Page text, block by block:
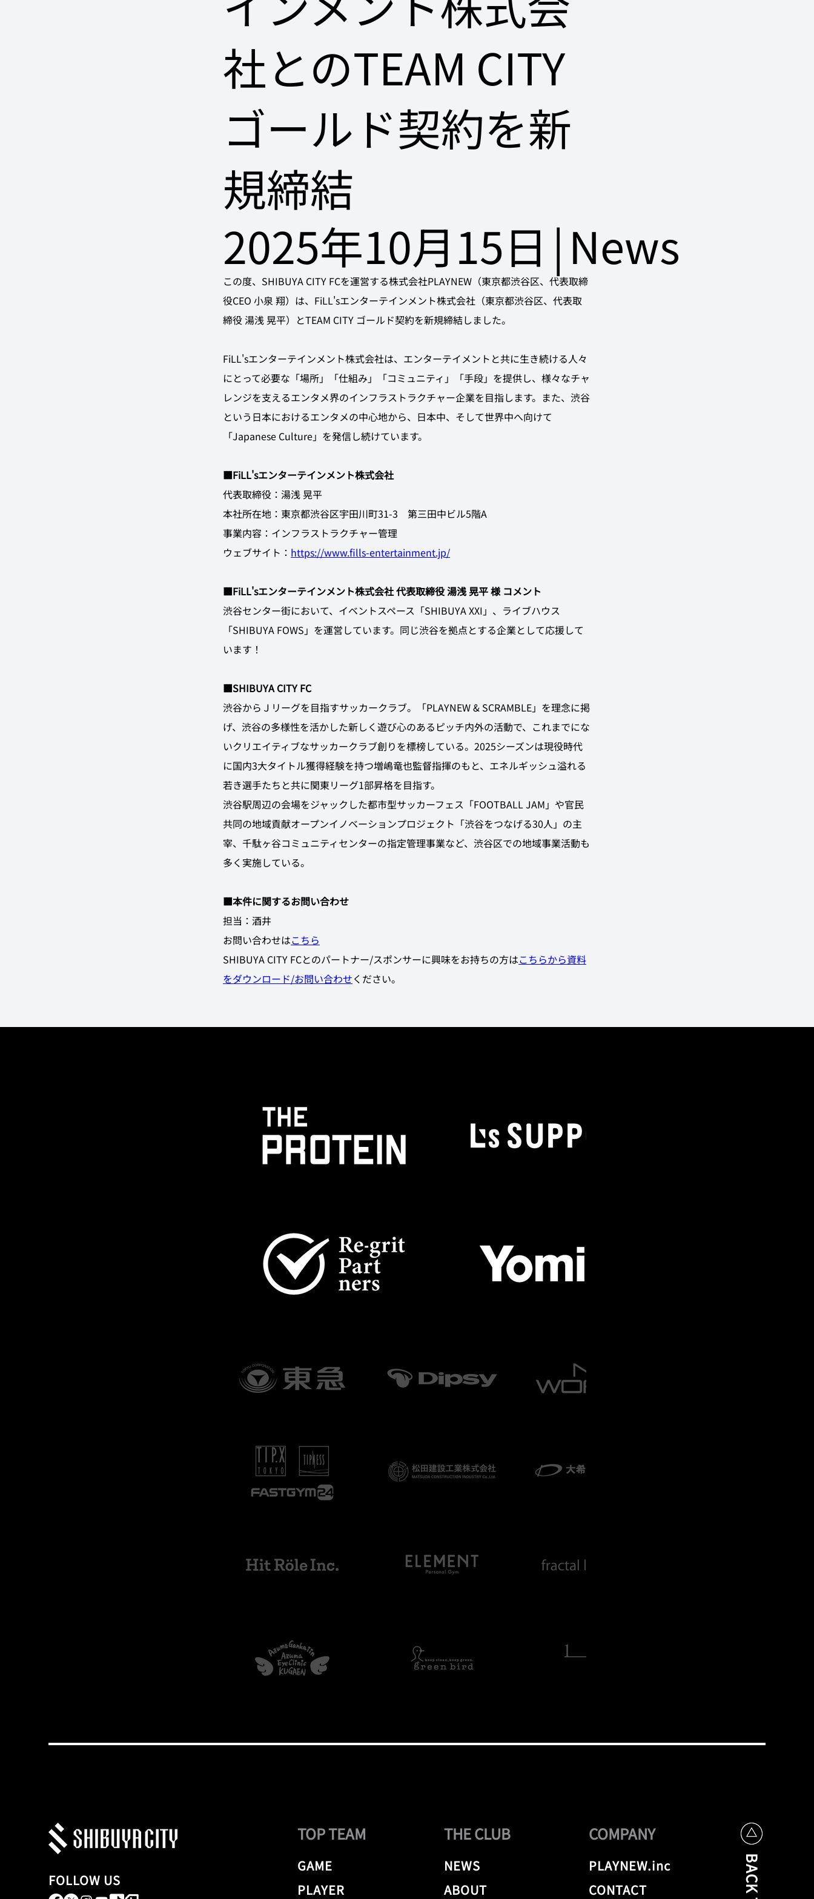
社とのTEAM CITY
ゴールド契約を新
規締結
2025年10月15日 | News
この度、SHIBUYA CITY FCを運営する株式会社PLAYNEW（東京都渋谷区、代表取締
役CEO 小泉 翔）は、FiLL'sエンターテインメント株式会社（東京都渋谷区、代表取
締役 湯浅 晃平）とTEAM CITY ゴールド契約を新規締結しました。
FiLL'sエンターテインメント株式会社は、エンターテイメントと共に生き続ける人々
にとって必要な「場所」「仕組み」「コミュニティ」「手段」を提供し、様々なチャ
レンジを支えるエンタメ界のインフラストラクチャー企業を目指します。また、渋谷
という日本におけるエンタメの中心地から、日本中、そして世界中へ向けて
「Japanese Culture」を発信し続けています。
■FiLL'sエンターテインメント株式会社
代表取締役：湯浅 晃平
本社所在地：東京都渋谷区宇田川町31-3　第三田中ビル5階A
事業内容：インフラストラクチャー管理
ウェブサイト： https://www.fills-entertainment.jp/
■FiLL'sエンターテインメント株式会社 代表取締役 湯浅 晃平 様 コメント
渋谷センター街において、イベントスペース「SHIBUYA XXI」、ライブハウス
「SHIBUYA FOWS」を運営しています。同じ渋谷を拠点とする企業として応援して
います！
■SHIBUYA CITY FC
渋谷からＪリーグを目指すサッカークラブ。「PLAYNEW & SCRAMBLE」を理念に掲
げ、渋谷の多様性を活かした新しく遊び心のあるピッチ内外の活動で、これまでにな
いクリエイティブなサッカークラブ創りを標榜している。2025シーズンは現役時代
に国内3大タイトル獲得経験を持つ増嶋竜也監督指揮のもと、エネルギッシュ溢れる
若き選手たちと共に関東リーグ1部昇格を目指す。
渋谷駅周辺の会場をジャックした都市型サッカーフェス「FOOTBALL JAM」や官民
共同の地域貢献オープンイノベーションプロジェクト「渋谷をつなげる30人」の主
宰、千駄ヶ谷コミュニティセンターの指定管理事業など、渋谷区での地域事業活動も
多く実施している。
■本件に関するお問い合わせ
担当：酒井
お問い合わせはこちら
SHIBUYA CITY FCとのパートナー/スポンサーに興味をお持ちの方はこちらから資料
をダウンロード/お問い合わせください。
FOLLOW US
THE CLUB
NEWS
ABOUT
COMPANY
PLAYNEW.inc
CONTACT
TOP TEAM
GAME
PLAYER